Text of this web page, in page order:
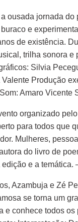
ousada jornada
e
de existência.
trilha sonora
Silvia
Produção
Amaro Vicente
organizado
para todos que
Mulheres,
do livro de
e a temática.
Azambuja e Zé
se torna um
conhece todos